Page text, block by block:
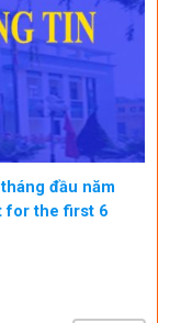
đầu năm
for the first 6